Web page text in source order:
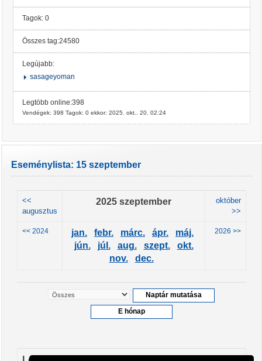
Tagok: 0
Összes tag:24580
Legújabb:
sasageyoman
Legtöbb online:398
Vendégek: 398 Tagok: 0 ekkor: 2025. okt.. 20. 02:24
Eseménylista: 15 szeptember
<<
augusztus
2025 szeptember
október
>>
<< 2024 jan. febr. márc. ápr.
máj.
jún.
júl. aug. szept.
okt.
nov.
dec.
2026 >>